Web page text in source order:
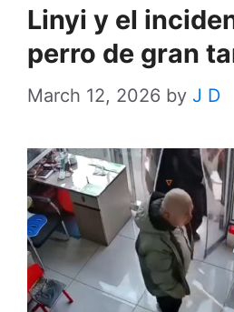
Linyi y el
perro de gran
March 12, 2026 by J D